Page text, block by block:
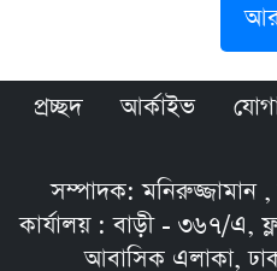
প্রচ্ছদ আর্কাইভ
সম্পাদক: মনিরুজ্জামান
কার্যালয় : বাড়ী - ৩৬৭/এ,
আবাসিক এলাকা,